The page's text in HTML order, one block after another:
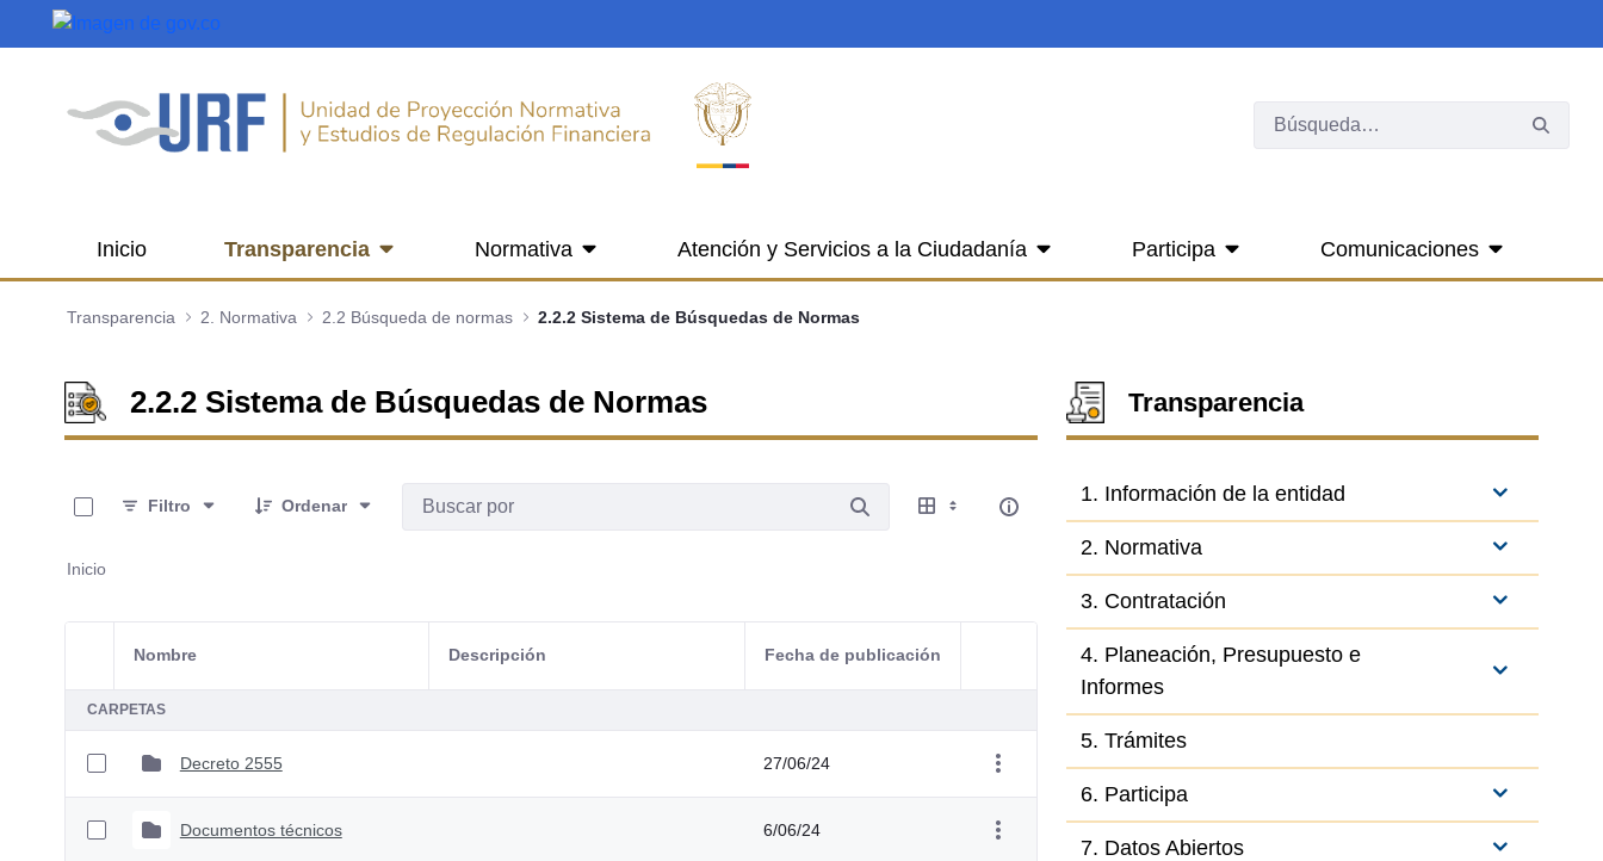
Saltar al contenido principal
Inicio Transparencia Normativa Atención y Servicios a la Ciudadanía Participa Comunicaciones
Transparencia 2. Normativa 2.2 Búsqueda de normas 2.2.2 Sistema de Búsquedas de Normas
2.2.2 Sistema de Búsquedas de Normas
Filtro
Ordenar
Inicio
Selección del elemento
Nombre Descripción Fecha de publicación
Acciones del elemento
CARPETAS
Decreto 2555 27/06/24
Documentos técnicos 6/06/24
Transparencia
1. Información de la entidad
2. Normativa
3. Contratación
4. Planeación, Presupuesto e
Informes
5. Trámites
6. Participa
7. Datos Abiertos